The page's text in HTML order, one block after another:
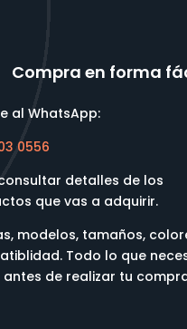
Compra en forma
al WhatsApp:
0556
detalles de los
que vas a adquirir.
modelos, tamaños,
Todo lo que
antes de realizar tu